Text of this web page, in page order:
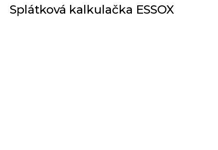
Splátková kalkulačka ESSOX